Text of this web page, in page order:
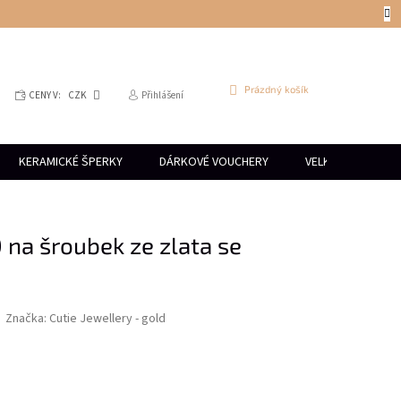
CENY V: CZK Přihlášení
NÁKUPNÍ
Prázdný košík
KERAMICKÉ ŠPERKY DÁRKOVÉ VOUCHERY VELKOOBCHOD
šroubek ze zlata se
Značka: Cutie Jewellery - gold